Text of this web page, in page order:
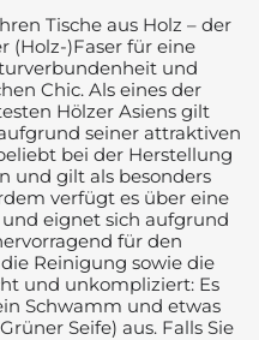
Tische aus Holz – der
(Holz-)Faser für eine
und
Chic. Als eines der
Hölzer Asiens gilt
seiner attraktiven
bei der Herstellung
und gilt als besonders
verfügt es über eine
eignet sich aufgrund
für den
Reinigung sowie die
und unkompliziert: Es
Schwamm und etwas
Seife) aus. Falls Sie